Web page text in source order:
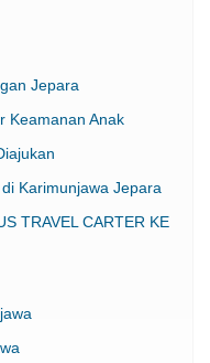
Jepara
Keamanan Anak
Karimunjawa Jepara
TRAVEL CARTER KE